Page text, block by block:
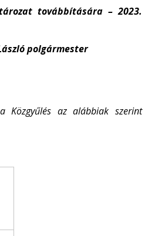
továbbítására – 2023.
polgármester
Közgyűlés az alábbiak szerint